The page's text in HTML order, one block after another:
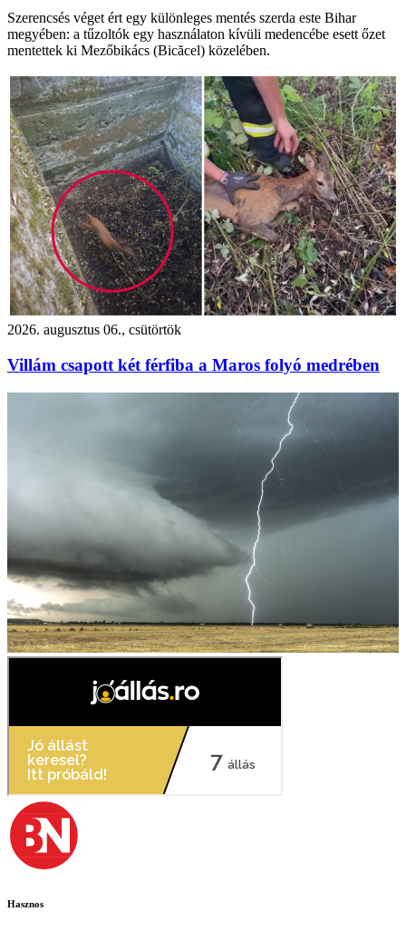
Szerencsés véget ért egy különleges mentés szerda este Bihar
megyében: a tűzoltók egy használaton kívüli medencébe esett őzet
mentettek ki Mezőbikács (Bicăcel) közelében.
2026. augusztus 06., csütörtök
Villám csapott két férfiba a Maros folyó medrében
Hasznos